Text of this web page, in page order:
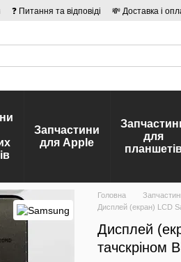
❓ Питання та відповіді 💸 Доставка і
Запчастини
для Apple
для
Головна
Дисплей (екран) LCD
Дисплей
тачскріном